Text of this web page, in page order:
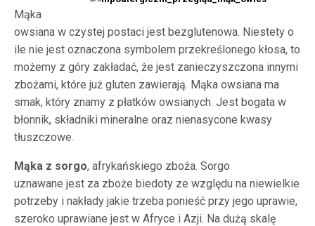
Mąka
owsiana w czystej postaci jest bezglutenowa. Niestety o
ile nie jest oznaczona symbolem przekreślonego kłosa, to
możemy z góry zakładać, że jest zanieczyszczona innymi
zbożami, które już gluten zawierają. Mąka owsiana ma
smak, który znamy z płatków owsianych. Jest bogata w
błonnik, składniki mineralne oraz nienasycone kwasy
tłuszczowe.
Mąka z sorgo, afrykańskiego zboża. Sorgo
uznawane jest za zboże biedoty ze względu na niewielkie
potrzeby i nakłady jakie trzeba ponieść przy jego uprawie,
szeroko uprawiane jest w Afryce i Azji. Na dużą skalę